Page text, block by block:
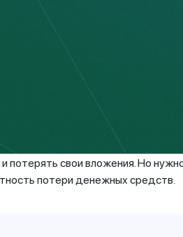
с целью получения прибыли.
то есть один раз вложил
финансовой подушкой
инструменты фондового рынка.
выпустившей, ее финансовых
потерять свои вложения. Но
потери денежных средств.